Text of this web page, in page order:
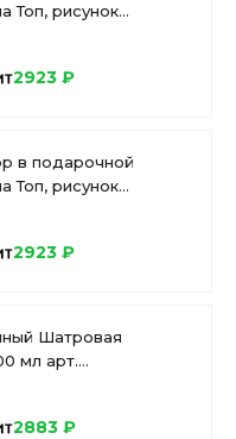
Топ, рисунок
Церемония, арт
2923 ₽
в подарочной
Топ, рисунок
Полночь, арт
2923 ₽
Шатровая
мл арт.
2883 ₽